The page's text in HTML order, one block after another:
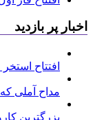
اخبار پر بازدید
افتتاح
مداح آملی
بزرگترین